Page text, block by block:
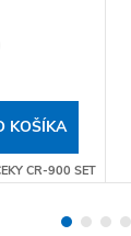
KOŠÍKA
CR-900 SET